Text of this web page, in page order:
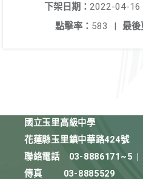
下架日期： 2022-04-16
最後
點擊率： 583 |
國立玉里高級中學
花蓮縣玉里鎮中華路424號
聯絡電話
03-8886171~5
傳真
03-8885529